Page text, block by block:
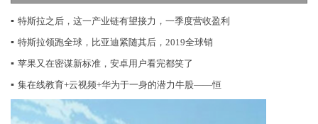
▪ 特斯拉之后，这一产业链有望接力，一季度营收盈利
▪ 特斯拉领跑全球，比亚迪紧随其后，2019全球销
▪ 苹果又在密谋新标准，安卓用户看完都笑了
▪ 集在线教育+云视频+华为于一身的潜力牛股——恒